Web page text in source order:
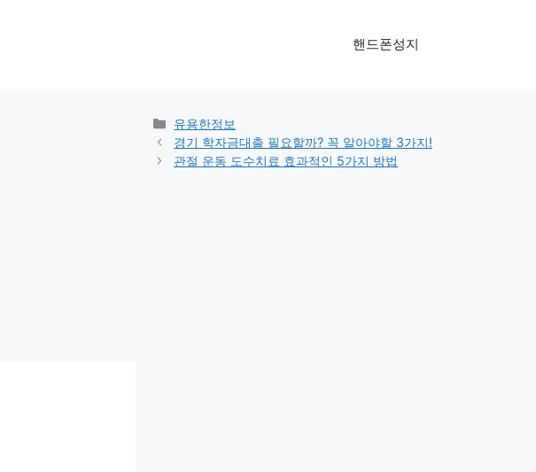
핸드폰성지
카
테
고
유용한정보
경기 학자금대출 필요할까? 꼭 알아야할 3가지!
관절 운동 도수치료 효과적인 5가지 방법